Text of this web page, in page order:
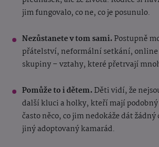
jim fungovalo, co ne, co je posunulo.
Nezůstanete v tom sami.Postupně
přátelství, neformální setkání, online
skupiny – vztahy, které přetrvají
Pomůže to i dětem.Děti vidí, že
další kluci a holky, kteří mají
často něco, co jim nedokáže dát
jiný adoptovaný kamarád.